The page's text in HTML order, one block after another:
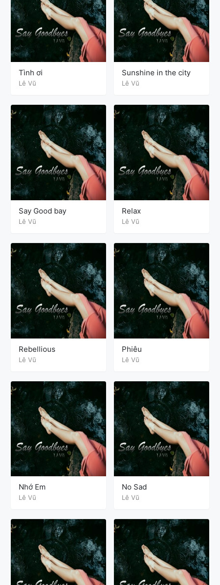
Tình ơi
Lê Vũ
Sunshine in the city
Lê Vũ
Say Good bay
Lê Vũ
Relax
Lê Vũ
Rebellious
Lê Vũ
Phiêu
Lê Vũ
Nhớ Em
Lê Vũ
No Sad
Lê Vũ